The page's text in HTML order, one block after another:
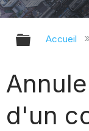
Accueil
d'un